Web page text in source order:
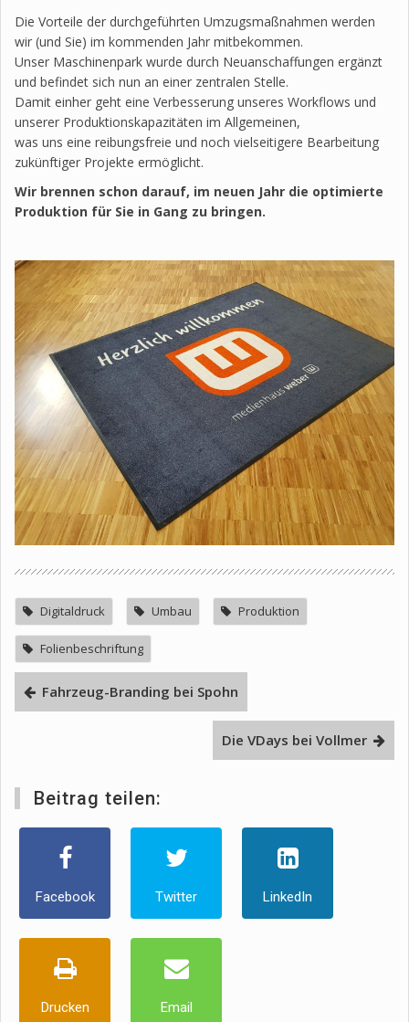
Die Vorteile der durchgeführten Umzugsmaßnahmen werden
wir (und Sie) im kommenden Jahr mitbekommen.
Unser Maschinenpark wurde durch Neuanschaffungen ergänzt
und befindet sich nun an einer zentralen Stelle.
Damit einher geht eine Verbesserung unseres Workflows und
unserer Produktionskapazitäten im Allgemeinen,
was uns eine reibungsfreie und noch vielseitigere Bearbeitung
zukünftiger Projekte ermöglicht.
Wir brennen schon darauf, im neuen Jahr die optimierte
Produktion für Sie in Gang zu bringen.
Digitaldruck Umbau Produktion
Folienbeschriftung
Fahrzeug-Branding bei Spohn
Die VDays bei Vollmer
Beitrag teilen:
Facebook Twitter LinkedIn
Drucken Email